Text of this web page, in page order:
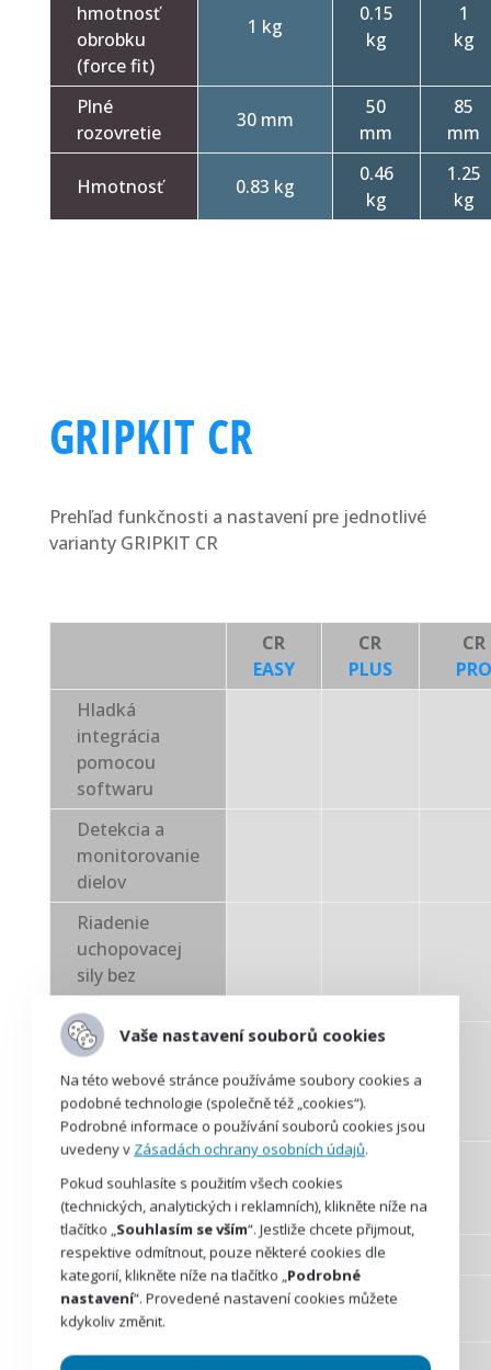
hmotnosť
obrobku
(force fit)
1 kg
0.15
kg
1
kg
Plné
rozovretie
30 mm
50
mm
85
mm
Hmotnosť 0.83 kg
0.46
kg
1.25
kg
GRIPKIT CR
Prehľad funkčnosti a nastavení pre jednotlivé
varianty GRIPKIT CR
CR
EASY
CR
PLUS
CR
PRO
Hladká
integrácia
pomocou
softwaru
Detekcia a
monitorovanie
dielov
Riadenie
uchopovacej
sily bez
senzora
PERMAGRIP®
zachovanie
uchopovacej
sily
–
Bezpečnosť
podľa kat. 3,
PLd
–
Vyhovuje ESD
–
Spätná väzba
polohy prstov
– –
Rozšírené
Vaše nastavení souborů cookies
Na této webové stránce používáme soubory cookies a
podobné technologie (společně též „cookies“).
Podrobné informace o používání souborů cookies jsou
uvedeny v Zásadách ochrany osobních údajů.
Pokud souhlasíte s použitím všech cookies
(technických, analytických i reklamních), klikněte níže na
tlačítko „Souhlasím se vším“. Jestliže chcete přijmout,
respektive odmítnout, pouze některé cookies dle
kategorií, klikněte níže na tlačítko „Podrobné
nastavení“. Provedené nastavení cookies můžete
kdykoliv změnit.